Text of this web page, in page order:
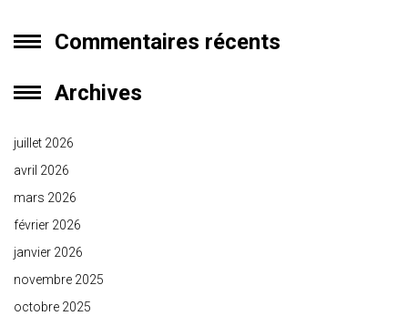
Commentaires récents
Archives
juillet 2026
avril 2026
mars 2026
février 2026
janvier 2026
novembre 2025
octobre 2025